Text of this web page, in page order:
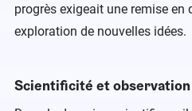
progrès exigeait une remise
exploration de nouvelles idées.
Scientificité et observation